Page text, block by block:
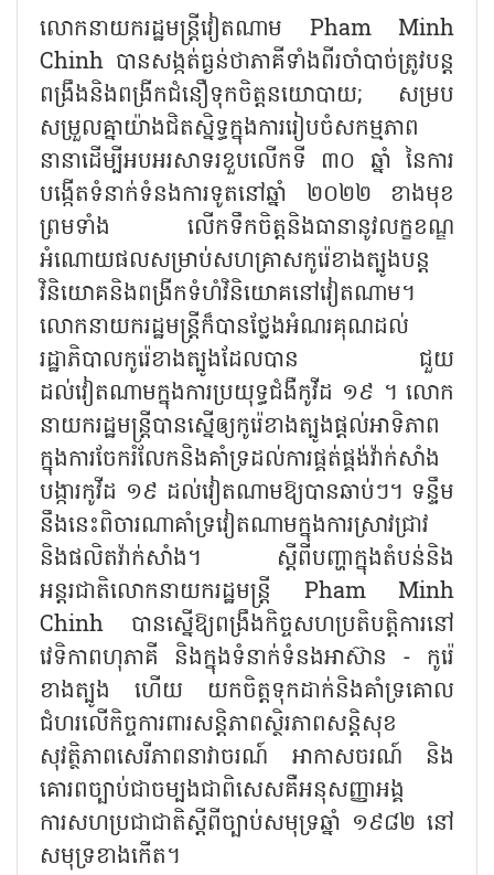
លោកនាយករដ្ឋមន្រ្តីវៀតណាម Pham Minh
Chinh បានសង្កត់ធ្ងន់ថាភាគីទាំងពីរចាំបាច់ត្រូវបន្ត
ពង្រឹងនិងពង្រីកជំនឿទុកចិត្តនយោបាយ; សម្រប
សម្រួលគ្នាយ៉ាងជិតស្និទ្ធក្នុងការរៀបចំសកម្មភាព
នានាដើម្បីអបអរសាទរខួបលើកទី ៣០ ឆ្នាំ នៃការ
បង្កើតទំនាក់ទំនងការទូតនៅឆ្នាំ ២០២២ ខាងមុខ
ព្រមទាំង លើកទឹកចិត្តនិងធានានូវលក្ខខណ្ឌ
អំណោយផលសម្រាប់សហគ្រាសកូរ៉េខាងត្បូងបន្ត
វិនិយោគនិងពង្រីកទំហំវិនិយោគនៅវៀតណាម។
លោកនាយករដ្ឋមន្រ្តីក៏បានថ្លែងអំណរគុណដល់
រដ្ឋាភិបាលកូរ៉េខាងត្បូងដែលបាន ជួយ
ដល់វៀតណាមក្នុងការប្រយុទ្ធជំងឺកូវីដ ១៩ ។ លោក
នាយករដ្ឋមន្រ្តីបានស្នើឲ្យកូរ៉េខាងត្បូងផ្តល់អាទិភាព
ក្នុងការចែករំលែកនិងគាំទ្រដល់ការផ្គត់ផ្គង់វ៉ាក់សាំង
បង្ការកូវីដ ១៩ ដល់វៀតណាមឱ្យបានឆាប់ៗ។ ទន្ទឹម
នឹងនេះពិចារណាគាំទ្រវៀតណាមក្នុងការស្រាវជ្រាវ
និងផលិតវ៉ាក់សាំង។ ស្តីពីបញ្ហាក្នុងតំបន់និង
អន្តរជាតិលោកនាយករដ្ឋមន្រ្តី Pham Minh
Chinh បានស្នើឱ្យពង្រឹងកិច្ចសហប្រតិបត្តិការនៅ
វេទិកាពហុភាគី និងក្នុងទំនាក់ទំនងអាស៊ាន - កូរ៉េ
ខាងត្បូង ហើយ យកចិត្តទុកដាក់និងគាំទ្រគោល
ជំហរលើកិច្ចការពារសន្តិភាពស្ថិរភាពសន្តិសុខ
សុវត្ថិភាពសេរីភាពនាវាចរណ៍ អាកាសចរណ៍ និង
គោរពច្បាប់ជាចម្បងជាពិសេសគឺអនុសញ្ញាអង្គ
ការសហប្រជាជាតិស្តីពីច្បាប់សមុទ្រឆ្នាំ ១៩៨២ នៅ
សមុទ្រខាងកើត។